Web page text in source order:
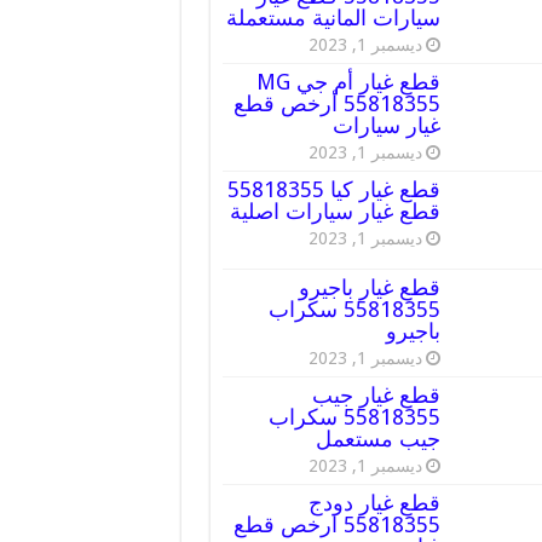
سيارات المانية مستعملة
ديسمبر 1, 2023
قطع غيار أم جي MG
55818355 أرخص قطع
غيار سيارات
ديسمبر 1, 2023
قطع غيار كيا 55818355
قطع غيار سيارات اصلية
ديسمبر 1, 2023
قطع غيار باجيرو
55818355 سكراب
باجيرو
ديسمبر 1, 2023
قطع غيار جيب
55818355 سكراب
جيب مستعمل
ديسمبر 1, 2023
قطع غيار دودج
55818355 ارخص قطع